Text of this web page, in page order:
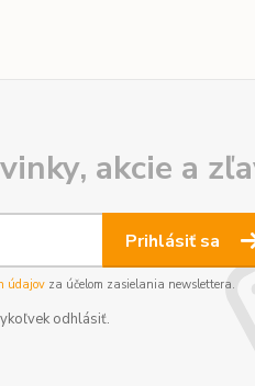
akcie a
Prihlásiť sa
údajovza účelom zasielania newslettera.
odhlásiť.